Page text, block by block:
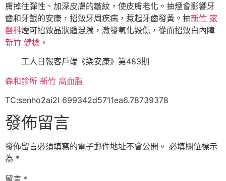
膚掉往彈性、加深皮膚的皺紋，使皮膚老化。抽煙會影響牙
齒和牙齦的安康，招致牙周疾病，惹起牙齒發黃。抽新竹 家
醫科煙可招致晶狀體混濁，激發氧化毀傷，從而招致白內障
新竹 健檢 。
工人日報客戶端《樂安康》第483期
森和診所 新竹 高血脂
TC:senho2ai2l 699342d5711ea6.78739378
發佈留言
發佈留言必須填寫的電子郵件地址不會公開。 必填欄位標示
為 *
留言 *